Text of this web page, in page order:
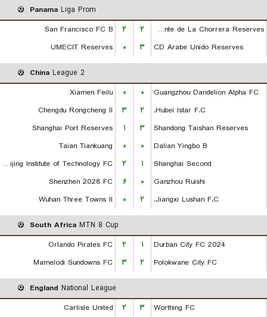
Panama Liga Prom
San Francisco FC B
۲ ۲
CA Independiente de La Chorrera Reserves
UMECIT Reserves
۰ ۳ CD Arabe Unido Reserves
China League 2
Xiamen Feilu
۰ ۰
Guangzhou Dandelion Alpha FC
Chengdu Rongcheng II
۳ ۲
Hubei Istar F.C.
Shanghai Port Reserves
۱ ۳
Shandong Taishan Reserves
Taian Tiankuang
۰ ۰
Dalian Yingbo B
Beijing Institute of Technology FC
۲ ۱
Shanghai Second
Shenzhen 2028 FC
۶ ۰
Ganzhou Ruishi
Wuhan Three Towns II
۰ ۲ Jiangxi Lushan F.C.
South Africa MTN 8 Cup
Orlando Pirates FC
۲ ۱
Durban City FC 2024
Mamelodi Sundowns FC
۳ ۲ Polokwane City FC
England National League
Carlisle United
۲ ۳
Worthing FC